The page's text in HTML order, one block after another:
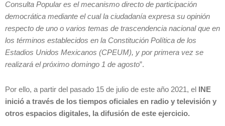
Consulta Popular es el mecanismo directo de participación
democrática mediante el cual la ciudadanía expresa su opinión
respecto de uno o varios temas de trascendencia nacional que en
los términos establecidos en la Constitución Política de los
Estadios Unidos Mexicanos (CPEUM), y por primera vez se
realizará el próximo domingo 1 de agosto”.
Por ello, a partir del pasado 15 de julio de este año 2021, el
INE
inició a través de los tiempos oficiales en radio y televisión y
otros espacios digitales, la difusión de este ejercicio.